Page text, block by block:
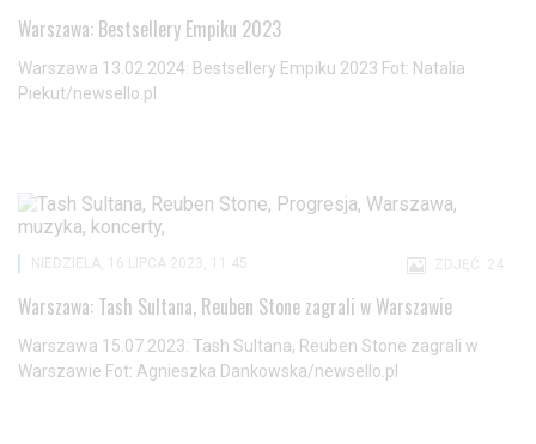
Warszawa: Bestsellery Empiku 2023
Warszawa 13.02.2024: Bestsellery Empiku 2023 Fot: Natalia
Piekut/newsello.pl
ZDJĘĆ: 24
NIEDZIELA, 16 LIPCA 2023, 11:45
Warszawa: Tash Sultana, Reuben Stone zagrali w Warszawie
Warszawa 15.07.2023: Tash Sultana, Reuben Stone zagrali w
Warszawie Fot: Agnieszka Dankowska/newsello.pl